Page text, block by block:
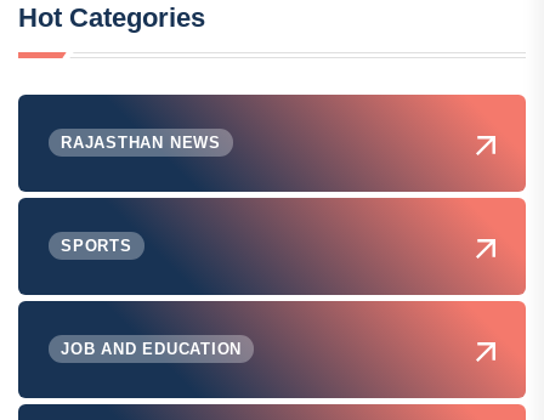
Hot Categories
RAJASTHAN NEWS
SPORTS
JOB AND EDUCATION